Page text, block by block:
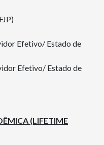
Efetivo/ Estado de
Efetivo/ Estado de
(LIFETIME